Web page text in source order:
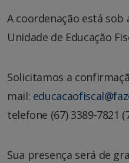
A coordenação está
Unidade de Educação
Solicitamos a
mail:
telefone (67) 3389-7821
Sua presença será de